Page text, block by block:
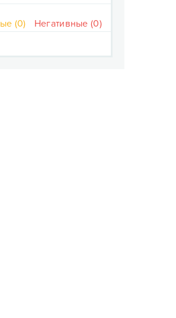
(0) Негативные (0)